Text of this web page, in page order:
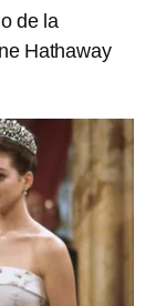
de la
Hathaway